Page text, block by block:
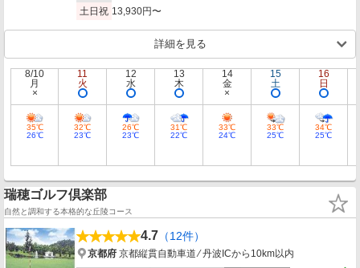
土日祝 13,930円〜
詳細を見る
8/10
月
35℃
26℃
11
火
32℃
23℃
12
水
26℃
23℃
13
木
31℃
22℃
14
金
33℃
24℃
15
土
33℃
25℃
16
日
34℃
25℃
瑞穂ゴルフ倶楽部
自然と調和する本格的な丘陵コース
4.7 （12件）
京都府 京都縦貫自動車道 ⁄ 丹波ICから10km以内